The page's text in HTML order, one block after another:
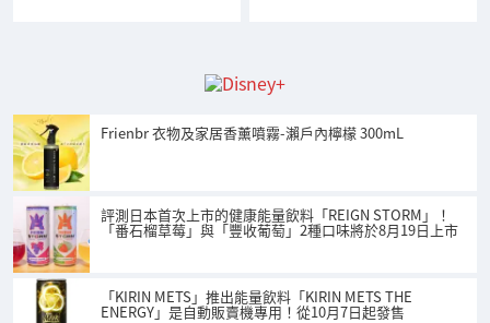
Frienbr 衣物及家居香薰噴霧-瀨戶內檸檬 300mL
評測日本首次上市的健康能量飲料「REIGN STORM」！
「番石榴草莓」與「豐收葡萄」2種口味將於8月19日上市
「KIRIN METS」推出能量飲料「KIRIN METS THE
ENERGY」是自動販賣機專用！從10月7日起發售